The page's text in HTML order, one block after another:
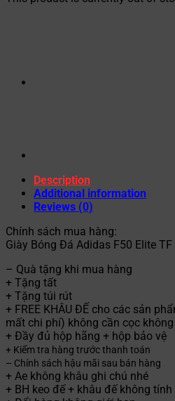
Description
Additional information
Reviews (0)
Chính sách mua hàng:
Giày Bóng Đá Adidas F50 Elite
– Quà tặng khi mua hàng
+ Tặng tất
+ Tặng túi rút
+ FREE KHÂU ĐẾ cho các sản
mất chi phí) không cần cọc
+ Đầy đủ hộp hãng + hộp bảo vệ
+ Kiểm tra hàng trước thanh toán
– Chính sách hậu mãi sau bán hàng
+ Ae không khâu ghi chú nhé
+ BH keo đế + khâu đế không